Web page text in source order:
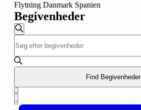
Flytning Danmark Spanien
Begivenheder
Begivenheder
Søgning
og
visninger
Navigation
Søg
efter
nøgleord.
Søg
efter
på
nøgleord.
Find Begivenheder
Begivenhed
Visninger
Liste